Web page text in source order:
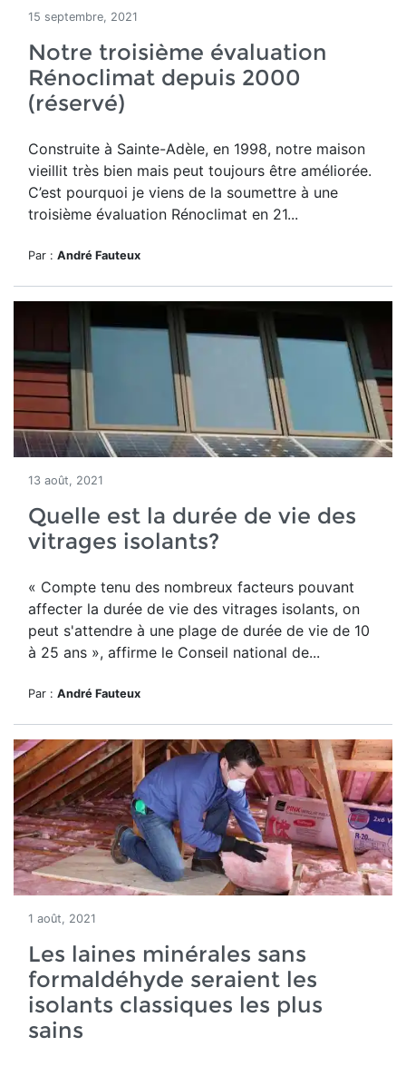
15 septembre, 2021
Notre troisième évaluation
Rénoclimat depuis 2000
(réservé)
Construite à Sainte-Adèle, en 1998, notre maison
vieillit très bien mais peut toujours être améliorée.
C’est pourquoi je viens de la soumettre à une
troisième évaluation Rénoclimat en 21...
Par : André Fauteux
13 août, 2021
Quelle est la durée de vie des
vitrages isolants?
« Compte tenu des nombreux facteurs pouvant
affecter la durée de vie des vitrages isolants, on
peut s'attendre à une plage de durée de vie de 10
à 25 ans », affirme le Conseil national de...
Par : André Fauteux
1 août, 2021
Les laines minérales sans
formaldéhyde seraient les
isolants classiques les plus
sains